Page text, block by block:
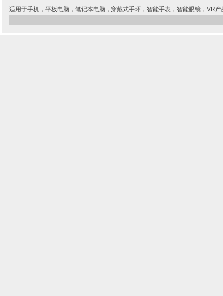
适用于手机，平板电脑，笔记本电脑，穿戴式手环，智能手表，智能眼镜，VR